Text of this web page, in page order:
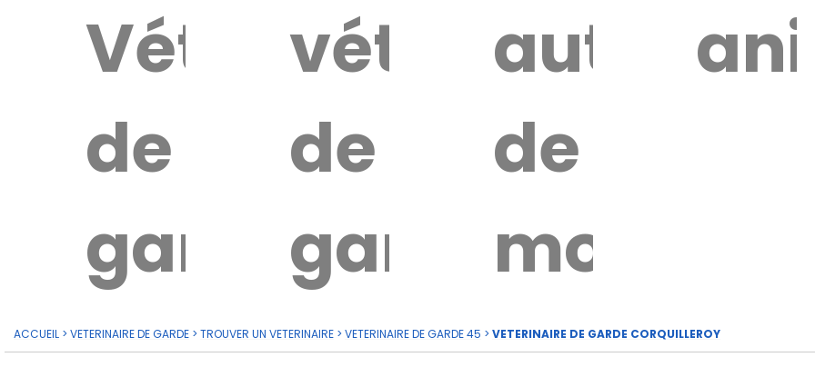
Vétérinaire
de
garde?
vétérinaire
de
garde
autour
de
moi
ACCUEIL > VETERINAIRE DE GARDE > TROUVER UN VETERINAIRE > VETERINAIRE DE GARDE 45 > VETERINAIRE DE GARDE CORQUILLEROY